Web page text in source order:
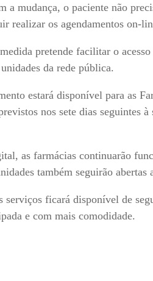
a mudança, o paciente não
realizar os agendamentos on-
pretende facilitar o
da rede pública.
estará disponível para as
nos sete dias seguintes
as farmácias continuarão
também seguirão abertas
serviços ficará disponível de
e com mais comodidade.